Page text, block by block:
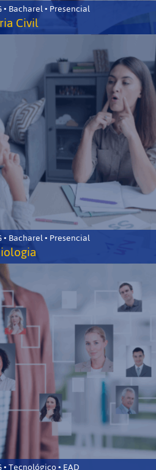
Bacharel • Presencial
Civil
Bacharel • Presencial